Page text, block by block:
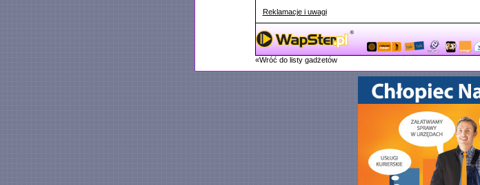
Reklamacje i uwagi
«Wróć do listy gadżetów